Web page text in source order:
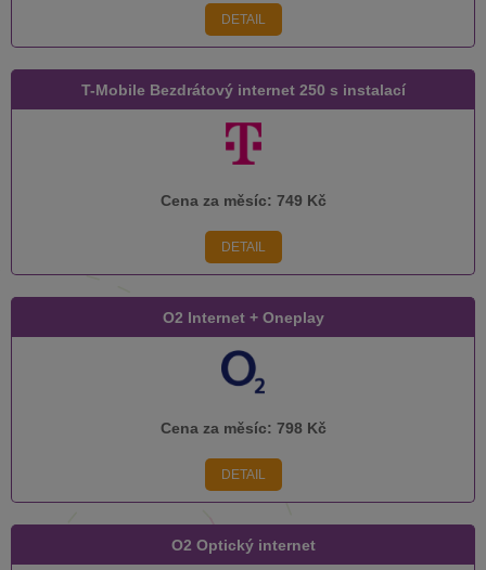
DETAIL
T-Mobile Bezdrátový internet 250 s instalací
Cena za měsíc: 749 Kč
DETAIL
O2 Internet + Oneplay
Cena za měsíc: 798 Kč
DETAIL
O2 Optický internet